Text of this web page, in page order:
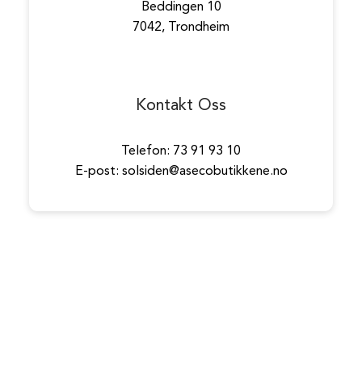
Beddingen 10
7042, Trondheim
Kontakt Oss
Telefon: 73 91 93 10
E-post: solsiden@asecobutikkene.no